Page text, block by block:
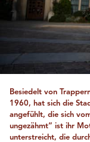
Besiedelt von
1960, hat sich die
angefühlt, die sich
ungezähmt“ ist ihr
unterstreicht, die